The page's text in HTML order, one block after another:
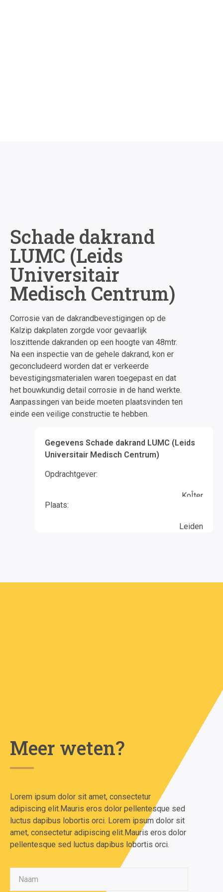
Schade dakrand
LUMC (Leids
Universitair
Medisch Centrum)
Corrosie van de dakrandbevestigingen op de
Kalzip dakplaten zorgde voor gevaarlijk
loszittende dakranden op een hoogte van 48mtr.
Na een inspectie van de gehele dakrand, kon er
geconcludeerd worden dat er verkeerde
bevestigingsmaterialen waren toegepast en dat
het bouwkundig detail corrosie in de hand werkte.
Aanpassingen van beide moeten plaatsvinden ten
einde een veilige constructie te hebben.
Gegevens Schade dakrand LUMC (Leids
Universitair Medisch Centrum)
Opdrachtgever:
KoÎter
Plaats:
Leiden
Meer weten?
Lorem ipsum dolor sit amet, consectetur
adipiscing elit.Mauris eros dolor pellentesque sed
luctus dapibus lobortis orci. Lorem ipsum dolor sit
amet, consectetur adipiscing elit.Mauris eros dolor
pellentesque sed luctus dapibus lobortis orci.